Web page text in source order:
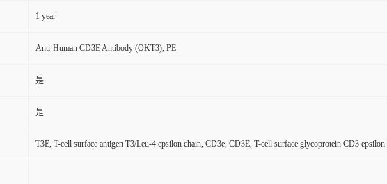
1 year
Anti-Human CD3E Antibody (OKT3), PE
是
是
T3E, T-cell surface antigen T3/Leu-4 epsilon chain, CD3e, CD3E, T-cell surface glycoprotein CD3 epsilon